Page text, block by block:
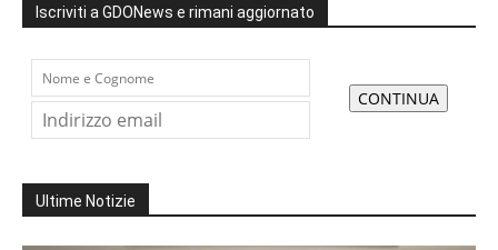
Iscriviti a GDONews e rimani aggiornato
Ultime Notizie